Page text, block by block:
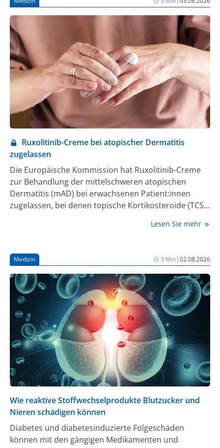
Sozialverbands Deutschland (SoVD), das der
Deutschen Presse-Agentur vorliegt, zeigt, wie dies
aussehen könnte.
Ruxolitinib-Creme bei atopischer Dermatitis
zugelassen
Die Europäische Kommission hat Ruxolitinib-Creme
zur Behandlung der mittelschweren atopischen
Dermatitis (mAD) bei erwachsenen Patient:innen
zugelassen, bei denen topische Kortikosteroide (TCS)
unzureichend wirksam oder ungeeignet sind.Lesen Sie mehr
Medizin 3 Min|02.08.2026
Wie reaktive Stoffwechselprodukte Blutzucker und
Nieren schädigen können
Diabetes und diabetesinduzierte Folgeschäden
können mit den gängigen Medikamenten und